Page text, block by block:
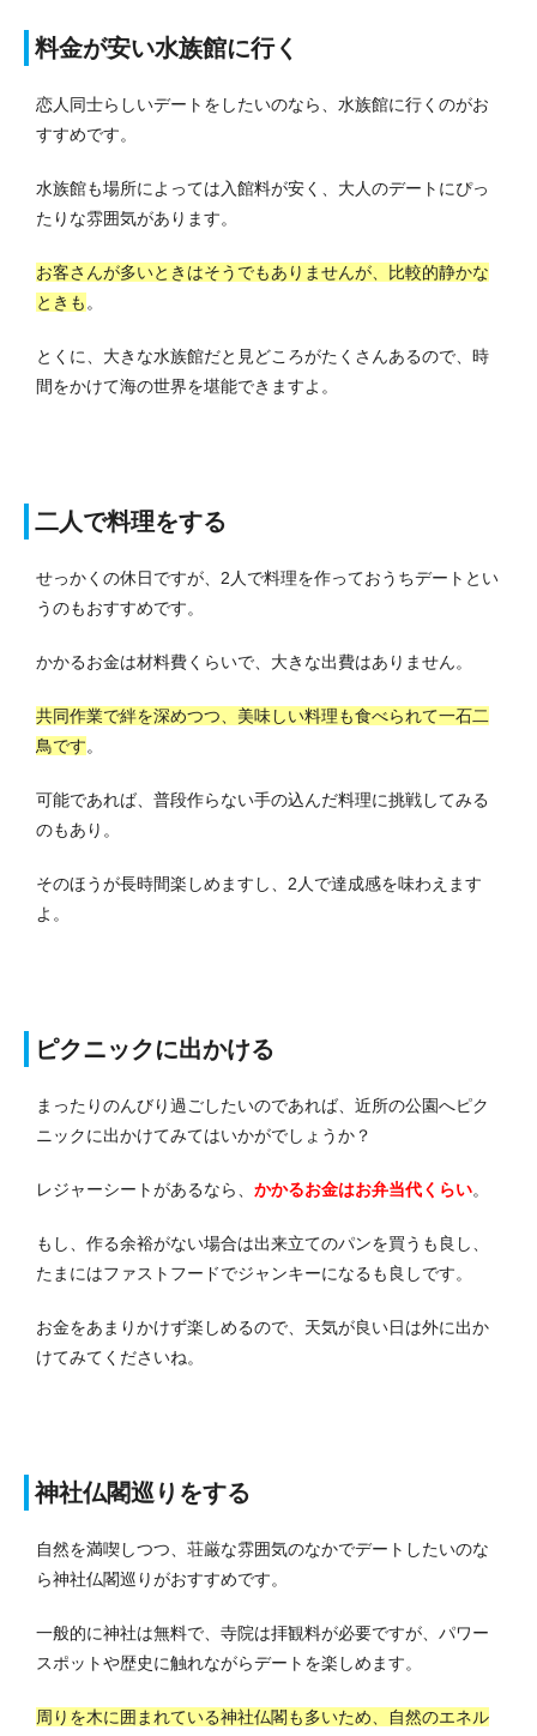
料金が安い水族館に行く
恋人同士らしいデートをしたいのなら、水族館に行くのがお
すすめです。
水族館も場所によっては入館料が安く、大人のデートにぴっ
たりな雰囲気があります。
お客さんが多いときはそうでもありませんが、比較的静かな
ときも 。
とくに、大きな水族館だと見どころがたくさんあるので、時
間をかけて海の世界を堪能できますよ。
二人で料理をする
せっかくの休日ですが、2人で料理を作っておうちデートとい
うのもおすすめです。
かかるお金は材料費くらいで、大きな出費はありません。
共同作業で絆を深めつつ、美味しい料理も食べられて一石二
鳥です。
可能であれば、普段作らない手の込んだ料理に挑戦してみる
のもあり。
そのほうが長時間楽しめますし、2人で達成感を味わえます
よ。
ピクニックに出かける
まったりのんびり過ごしたいのであれば、近所の公園へピク
ニックに出かけてみてはいかがでしょうか？
レジャーシートがあるなら、 かかるお金はお弁当代くらい。
もし、作る余裕がない場合は出来立てのパンを買うも良し、
たまにはファストフードでジャンキーになるも良しです。
お金をあまりかけず楽しめるので、天気が良い日は外に出か
けてみてくださいね。
神社仏閣巡りをする
自然を満喫しつつ、荘厳な雰囲気のなかでデートしたいのな
ら神社仏閣巡りがおすすめです。
一般的に神社は無料で、寺院は拝観料が必要ですが、パワー
スポットや歴史に触れながらデートを楽しめます。
周りを木に囲まれている神社仏閣も多いため、自然のエネル